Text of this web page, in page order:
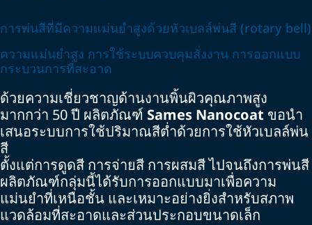
การพ่นสีที่มีความแม่นยำสูงด้วยหัวเบลล์พ่นสี (rotary bell)
ความแม่นยำสูง การใช้ระบบควบคุมสั่งงาน การออกแบบ
กระบวนการที่สะอาด
ด้วยความเชี่ยวชาญด้านงานพิ้นผิวคุณภาพสูง
มากกว่า 50 ปี ผลิตภัณฑ์ Sames Nanocoat ขอนำ
เสนอระบบการใช้ปริมาณสีต่ำด้วยการใช้หัวเบลล์พ่น
สี
ตั้งแต่การดูดสี การจ่ายสี การผสมสี ไปจนถึงการพ่นสี
ผลิตภัณฑ์กลุ่มนี้ได้รับการออกแบบมาเพื่อความ
แม่นยำที่เหนือชั้น และเหมาะอย่างยิ่งสำหรับสภาพ
แวดล้อมที่สะอาดและส่วนประกอบขนาดเล็ก